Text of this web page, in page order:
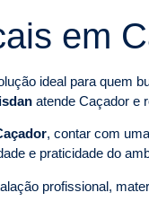
em
ideal para quem
atende Caçador e
, contar com
e praticidade do
profissional,